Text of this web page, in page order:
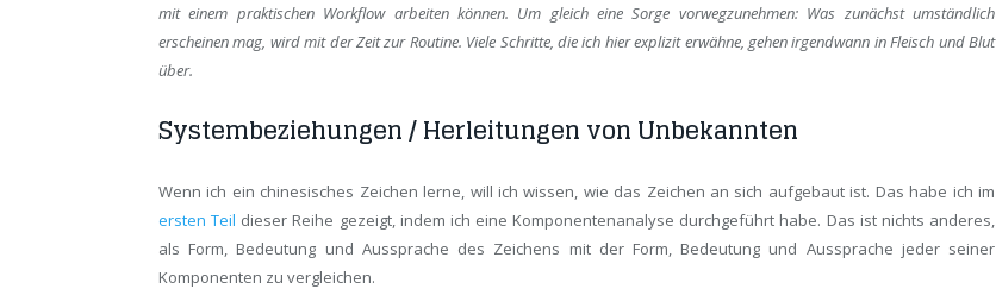
mit einem praktischen Workflow arbeiten können. Um gleich eine Sorge vorwegzunehmen: Was zunächst umständlich
erscheinen mag, wird mit der Zeit zur Routine. Viele Schritte, die ich hier explizit erwähne, gehen irgendwann in Fleisch und Blut
über.
Systembeziehungen / Herleitungen von Unbekannten
Wenn ich ein chinesisches Zeichen lerne, will ich wissen, wie das Zeichen an sich aufgebaut ist. Das habe ich im
ersten Teil dieser Reihe gezeigt, indem ich eine Komponentenanalyse durchgeführt habe. Das ist nichts anderes,
als Form, Bedeutung und Aussprache des Zeichens mit der Form, Bedeutung und Aussprache jeder seiner
Komponenten zu vergleichen.